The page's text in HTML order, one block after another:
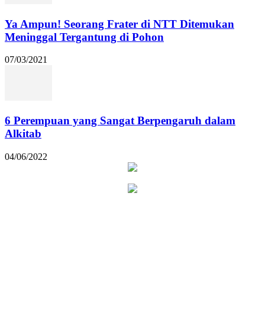
Ya Ampun! Seorang Frater di NTT Ditemukan
Meninggal Tergantung di Pohon
07/03/2021
6 Perempuan yang Sangat Berpengaruh dalam
Alkitab
04/06/2022